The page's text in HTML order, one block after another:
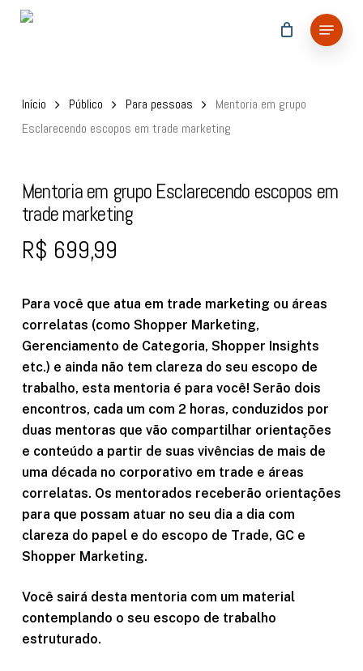
Menu
Início Público Para pessoas
Mentoria em grupo
Esclarecendo escopos em trade marketing
Mentoria em grupo Esclarecendo escopos em
trade marketing
R$ 699,99
Para você que atua em trade marketing ou áreas
correlatas (como Shopper Marketing,
Gerenciamento de Categoria, Shopper Insights
etc.) e ainda não tem clareza do seu escopo de
trabalho, esta mentoria é para você! Serão dois
encontros, cada um com 2 horas, conduzidos por
duas mentoras que vão compartilhar orientações
e conteúdo a partir de suas vivências de mais de
uma década no corporativo em trade e áreas
correlatas. Os mentorados receberão orientações
para que possam atuar no seu dia a dia com
clareza do papel e do escopo de Trade, GC e
Shopper Marketing.
Você sairá desta mentoria com um material
contemplando o seu escopo de trabalho
estruturado.